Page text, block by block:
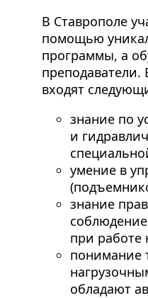
В Ставрополе
помощью
программы, а
входят
знание по
и
умение в
знание
при работе
понимание
обладают